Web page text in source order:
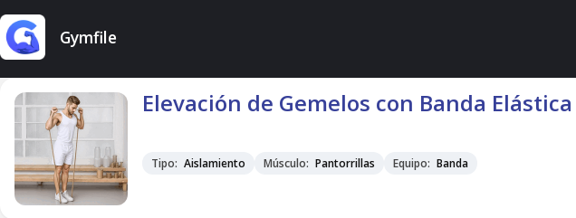
Gymfile
Elevación de Gemelos con Banda Elástica
Tipo: Aislamiento Músculo: Pantorrillas Equipo: Banda